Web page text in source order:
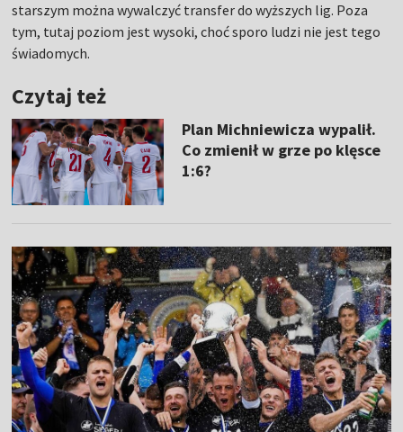
starszym można wywalczyć transfer do wyższych lig. Poza
tym, tutaj poziom jest wysoki, choć sporo ludzi nie jest tego
świadomych.
Czytaj też
Plan Michniewicza wypalił.
Co zmienił w grze po klęsce
1:6?